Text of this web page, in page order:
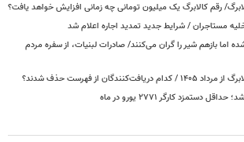
رقم کالابرگ یک میلیون تومانی چه زمانی افزایش خواهد یافت؟
مستاجران / شرایط جدید تمدید اجاره اعلام شد
اما بازهم شیر را گران می‌کنند/ صادرات لبنیات، از سفره مردم
از فهرست حذف شدند؟
دستمزد کارگر ۲۷۷۱ یورو در ماه